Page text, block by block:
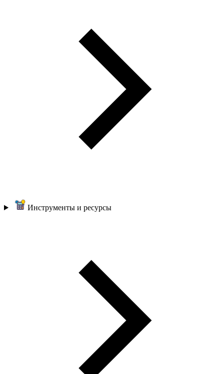
Инструменты и ресурсы